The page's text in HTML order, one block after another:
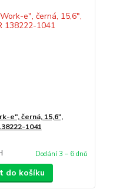
e", černá, 15,6",
1041
Dodání 3 – 6 dnů
do košíku